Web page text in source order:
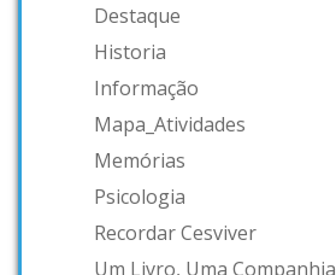
Destaque
Historia
Informação
Mapa_Atividades
Memórias
Psicologia
Recordar Cesviver
Um Livro, Uma Companhia